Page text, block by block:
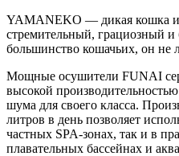
YAMANEKO — дикая кошка
стремительный, грациозный
большинство кошачьих, он не
Мощные осушители FUNAI
высокой
шума для своего класса.
литров в день позволяет
частных SPA-зонах, так и в
плавательных бассейнах и